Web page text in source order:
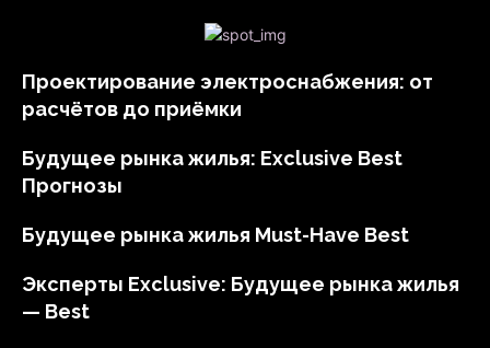
Проектирование электроснабжения: от
расчётов до приёмки
Будущее рынка жилья: Exclusive Best
Прогнозы
Будущее рынка жилья Must-Have Best
Эксперты Exclusive: Будущее рынка жилья
— Best